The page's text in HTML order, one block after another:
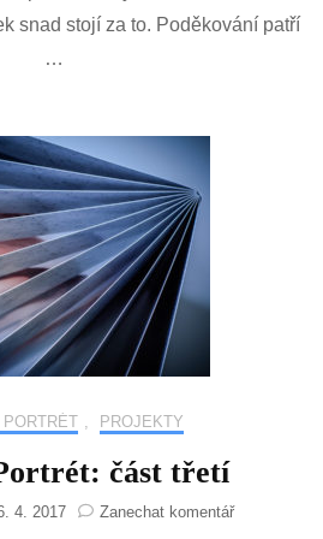
snad stojí za to. Poděkování patří
…
PROJEKTY
část třetí
4. 2017 Zanechat komentářna